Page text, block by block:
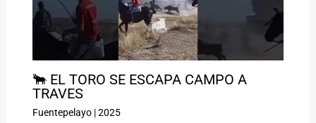
🐂 EL TORO SE ESCAPA CAMPO A
TRAVES
Fuentepelayo|2025